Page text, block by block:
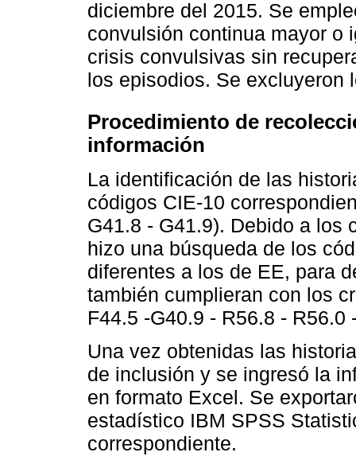
diciembre del 2015. Se
convulsión continua mayor o
crisis convulsivas sin
los episodios. Se excluyeron
Procedimiento de
información
La identificación de las
códigos CIE-10
G41.8 - G41.9). Debido a los
hizo una búsqueda de los
diferentes a los de EE, para
también cumplieran con los
F44.5 -G40.9 - R56.8 -
Una vez obtenidas las
de inclusión y se ingresó la
en formato Excel. Se
estadístico IBM SPSS
correspondiente.